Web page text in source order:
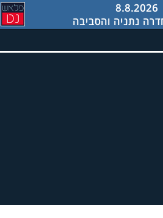
8.8.2026
נתניה והסביבה